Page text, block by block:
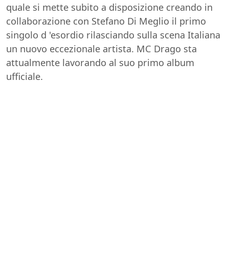
quale si mette subito a disposizione creando in
collaborazione con Stefano Di Meglio il primo
singolo d 'esordio rilasciando sulla scena Italiana
un nuovo eccezionale artista. MC Drago sta
attualmente lavorando al suo primo album
ufficiale.